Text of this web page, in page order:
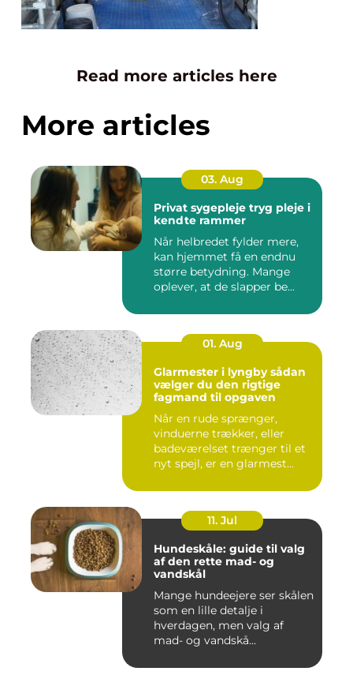
Read more articles here
More articles
03. Aug
Privat sygepleje tryg pleje i
kendte rammer
Når helbredet fylder mere,
kan hjemmet få en endnu
større betydning. Mange
oplever, at de slapper be...
01. Aug
Glarmester i lyngby sådan
vælger du den rigtige
fagmand til opgaven
Når en rude sprænger,
vinduerne trækker, eller
badeværelset trænger til et
nyt spejl, er en glarmest...
11. Jul
Hundeskåle: guide til valg
af den rette mad- og
vandskål
Mange hundeejere ser skålen
som en lille detalje i
hverdagen, men valg af
mad- og vandskå...